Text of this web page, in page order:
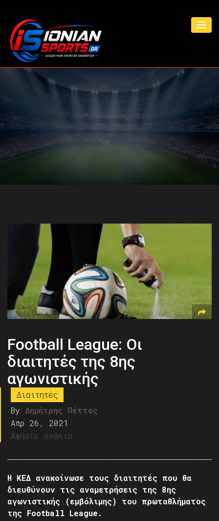
Football League: Οι
διαιτητές της 8ης
αγωνιστικής
Διαιτητές
By Δημήτρης Πέττας
Απρ 26, 2021
Αφήστε σχόλιο
Η ΚΕΔ ανακοίνωσε τους διαιτητές που θα
διευθύνουν τις αναμετρήσεις της 8ης
αγωνιστικής (εμβόλιμης) του πρωταθλήματος
της Football League.